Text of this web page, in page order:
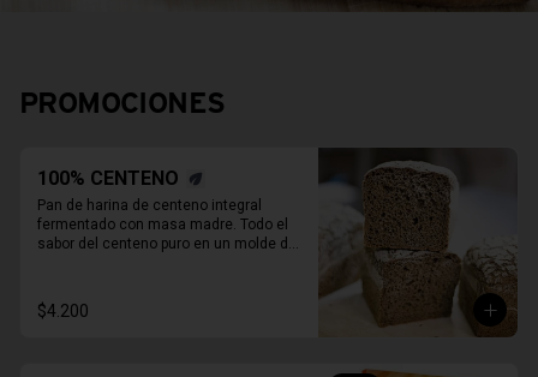
PROMOCIONES
100% CENTENO
Pan de harina de centeno integral
fermentado con masa madre. Todo el
sabor del centeno puro en un molde de
En primavera verano REFRIGERAR
INMEDIATAMENTE.
$4.200